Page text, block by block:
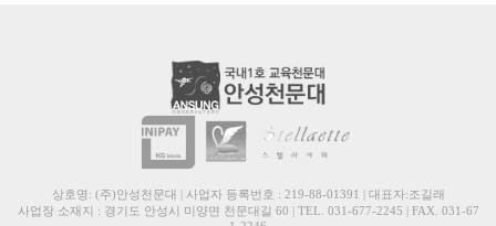
상호명: (주)안성천문대 | 사업자 등록번호 : 219-88-01391 | 대표자:조길래
사업장 소재지 : 경기도 안성시 미양면 천문대길 60 | TEL. 031-677-2245 | FAX. 031-67